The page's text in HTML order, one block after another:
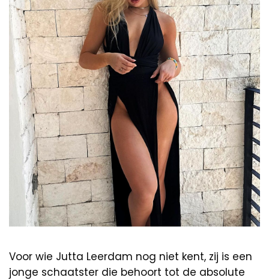
Voor wie Jutta Leerdam nog niet kent, zij is een
jonge schaatster die behoort tot de absolute